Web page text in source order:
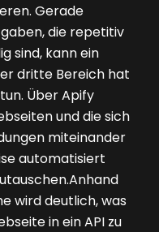
Gerade
die repetitiv
sind, kann ein
dritte Bereich hat
Über Apify
und die sich
miteinander
automatisiert
wird deutlich, was
in ein API zu